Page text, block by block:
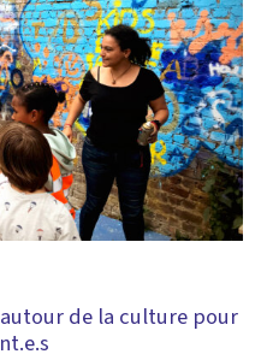
de la culture pour